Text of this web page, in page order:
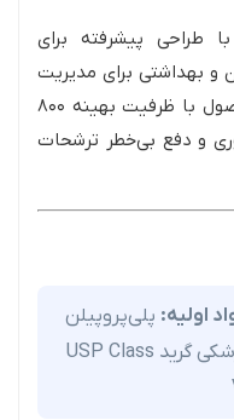
پیشرفته برای
بهداشتی برای مدیریت
ترشحات زخم ارائه می‌دهد. این محصول با ظرفیت بهینه ۸۰۰
و دفع بی‌خطر ترشحات
اولیه:پلی‌پروپیلن
پزشکی گرید USP Class